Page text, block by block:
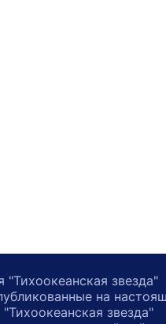
звезда"
на
звезда"